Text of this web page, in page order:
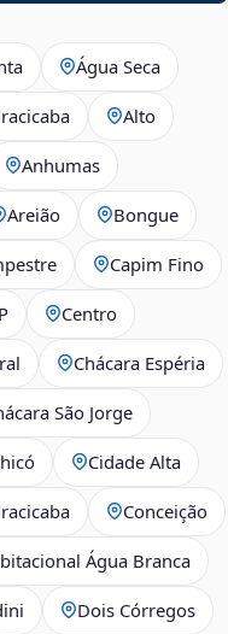
Água Seca
Alto
Anhumas
Areião Bongue
Capim Fino
Centro
Chácara Espéria
São Jorge
Cidade Alta
Conceição
Água Branca
Dois Córregos